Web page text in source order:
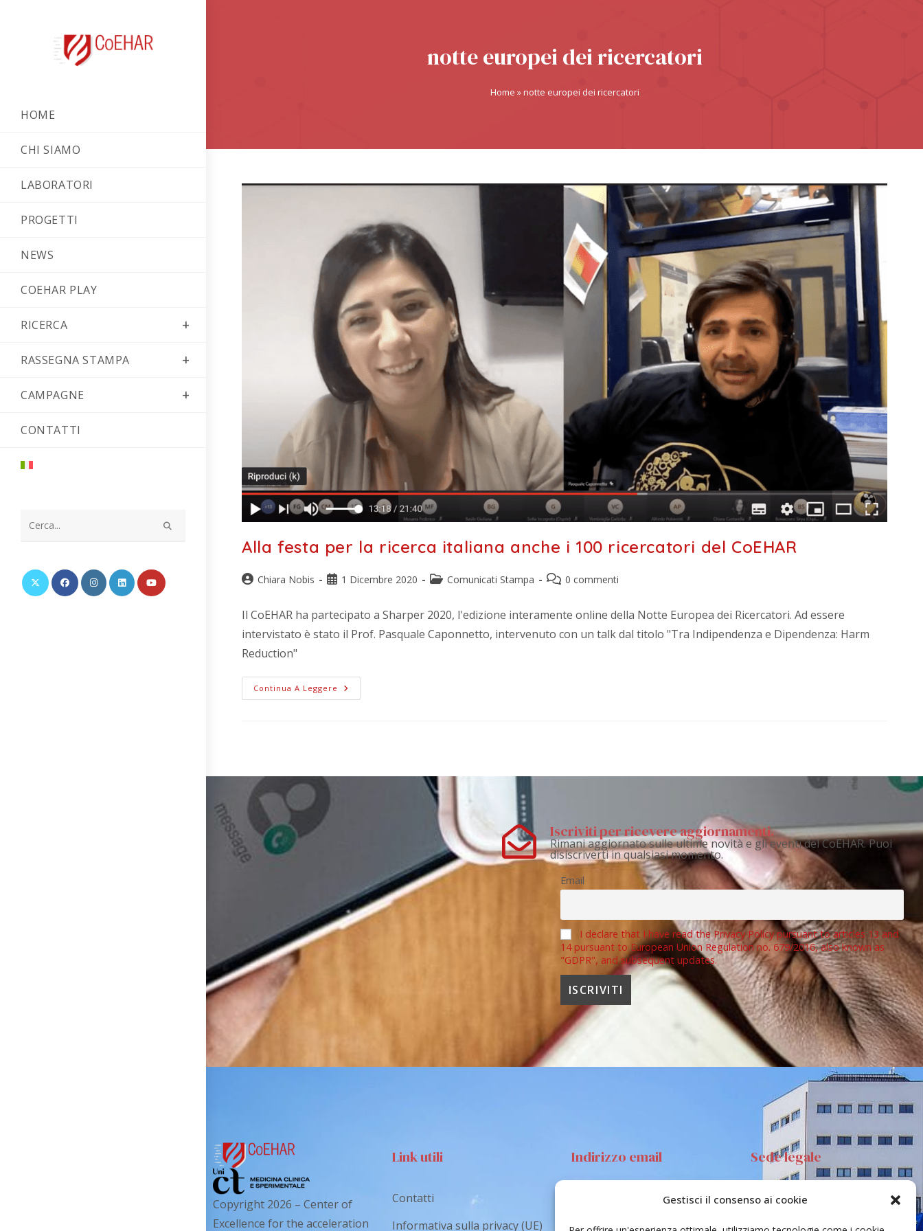
Gestisci il consenso ai cookie
HOME
CHI SIAMO
LABORATORI
PROGETTI
NEWS
COEHAR PLAY
RICERCA
RASSEGNA STAMPA
CAMPAGNE
CONTATTI
sito
web
notte europei dei ricercatori
Home »notte europei dei ricercatori
Alla festa per la ricerca italiana anche i 100 ricercatori del CoEHAR
Chiara Nobis 1 Dicembre 2020 Comunicati Stampa 0 commenti
Il CoEHAR ha partecipato a Sharper 2020, l'edizione interamente online della Notte Europea dei Ricercatori. Ad essere
intervistato è stato il Prof. Pasquale Caponnetto, intervenuto con un talk dal titolo "Tra Indipendenza e Dipendenza: Harm
Reduction"
Continua A Leggere
Iscriviti per ricevere aggiornamenti.
Rimani aggiornato sulle ultime novità e gli eventi del CoEHAR. Puoi
disiscriverti in qualsiasi momento.
Email
I declare that I have read the Privacy Policy pursuant to articles 13 and
14 pursuant to European Union Regulation no. 679/2016, also known as
"GDPR", and subsequent updates.
Copyright 2026 – Center of
Excellence for the acceleration
Link utili
Contatti
Informativa sulla privacy (UE)
Indirizzo email
Via Santa Sofia 89, 95123
Sede legale
Via S.Sofia, 78 – 95123